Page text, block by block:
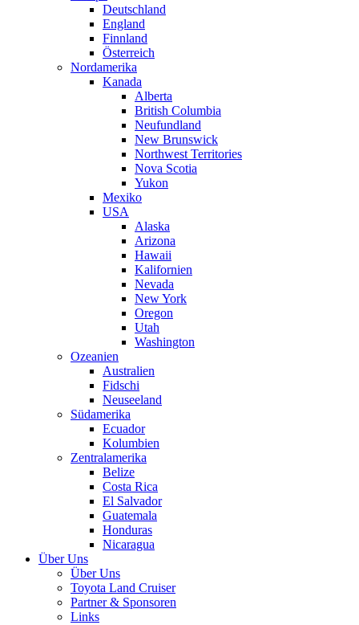
Deutschland
England
Finnland
Österreich
Nordamerika
Kanada
Alberta
British Columbia
Neufundland
New Brunswick
Northwest Territories
Nova Scotia
Yukon
Mexiko
USA
Alaska
Arizona
Hawaii
Kalifornien
Nevada
New York
Oregon
Utah
Washington
Ozeanien
Australien
Fidschi
Neuseeland
Südamerika
Ecuador
Kolumbien
Zentralamerika
Belize
Costa Rica
El Salvador
Guatemala
Honduras
Nicaragua
Über Uns
Über Uns
Toyota Land Cruiser
Partner & Sponsoren
Links